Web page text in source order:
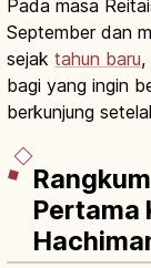
Pada masa
September dan
sejak tahun baru,
bagi yang ingin
berkunjung
Pertama